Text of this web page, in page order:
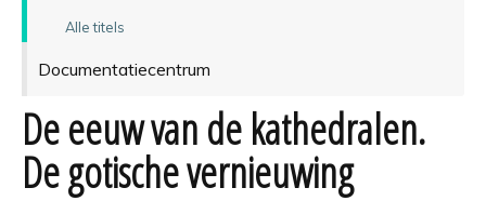
Alle titels
Documentatiecentrum
De eeuw van de kathedralen.
De gotische vernieuwing